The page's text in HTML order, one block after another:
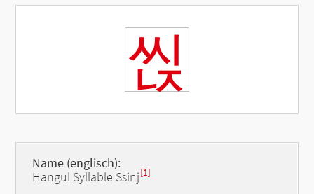
씭
Name (englisch):
Hangul Syllable Ssinj[1]